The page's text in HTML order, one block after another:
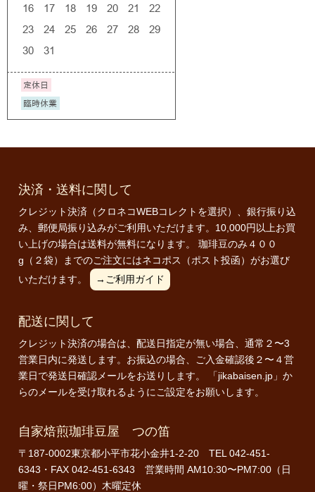
決済・送料に関して
クレジット決済（クロネコWEBコレクトを選択）、銀行振り込
み、郵便局振り込みがご利用いただけます。10,000円以上お買
い上げの場合は送料が無料になります。 珈琲豆のみ４００
g（２袋）までのご注文にはネコポス（ポスト投函）がお選び
いただけます。
→ご利用ガイド
配送に関して
クレジット決済の場合は、配送日指定が無い場合、通常２〜3
営業日内に発送します。お振込の場合、ご入金確認後２〜４営
業日で発送日確認メールをお送りします。 「jikabaisen.jp」か
らのメールを受け取れるようにご設定をお願いします。
自家焙煎珈琲豆屋 つの笛
〒187-0002東京都小平市花小金井1-2-20 TEL 042-451-
6343・FAX 042-451-6343 営業時間 AM10:30〜PM7:00（日
曜・祭日PM6:00）木曜定休